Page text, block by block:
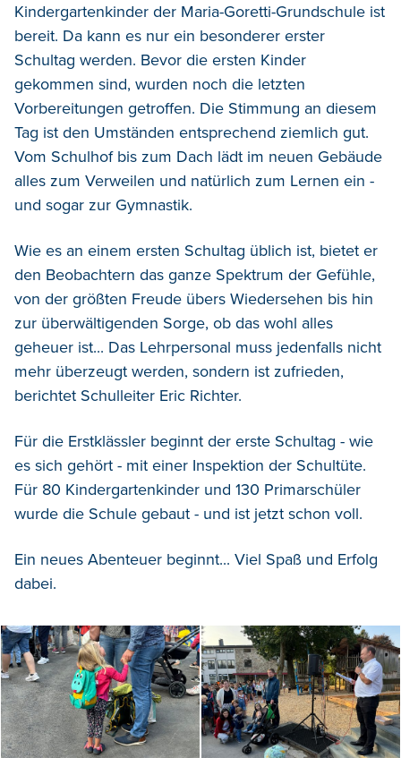
Kindergartenkinder der Maria-Goretti-Grundschule ist
bereit. Da kann es nur ein besonderer erster
Schultag werden. Bevor die ersten Kinder
gekommen sind, wurden noch die letzten
Vorbereitungen getroffen. Die Stimmung an diesem
Tag ist den Umständen entsprechend ziemlich gut.
Vom Schulhof bis zum Dach lädt im neuen Gebäude
alles zum Verweilen und natürlich zum Lernen ein -
und sogar zur Gymnastik.
Wie es an einem ersten Schultag üblich ist, bietet er
den Beobachtern das ganze Spektrum der Gefühle,
von der größten Freude übers Wiedersehen bis hin
zur überwältigenden Sorge, ob das wohl alles
geheuer ist... Das Lehrpersonal muss jedenfalls nicht
mehr überzeugt werden, sondern ist zufrieden,
berichtet Schulleiter Eric Richter.
Für die Erstklässler beginnt der erste Schultag - wie
es sich gehört - mit einer Inspektion der Schultüte.
Für 80 Kindergartenkinder und 130 Primarschüler
wurde die Schule gebaut - und ist jetzt schon voll.
Ein neues Abenteuer beginnt... Viel Spaß und Erfolg
dabei.